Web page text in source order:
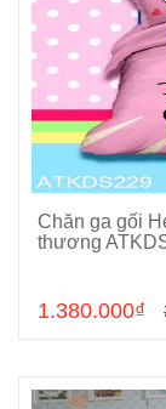
Chăn ga gối
thương
1.380.000₫